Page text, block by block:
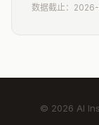
财务健康度。
数据截止：
© 2026 AI